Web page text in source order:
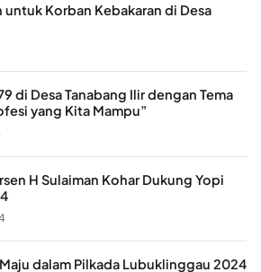
untuk Korban Kebakaran di Desa
di Desa Tanabang Ilir dengan Tema
yang Kita Mampu”
H Sulaiman Kohar Dukung Yopi
dalam Pilkada Lubuklinggau 2024